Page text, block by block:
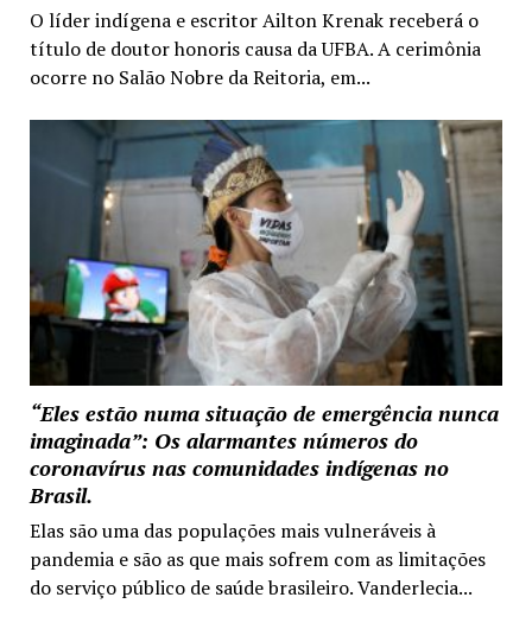
O líder indígena e escritor Ailton Krenak receberá o
título de doutor honoris causa da UFBA. A cerimônia
ocorre no Salão Nobre da Reitoria, em...
“Eles estão numa situação de emergência nunca
imaginada”: Os alarmantes números do
coronavírus nas comunidades indígenas no
Brasil.
Elas são uma das populações mais vulneráveis à
pandemia e são as que mais sofrem com as limitações
do serviço público de saúde brasileiro. Vanderlecia...